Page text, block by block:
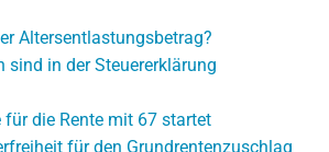
Altersentlastungsbetrag?
sind in der Steuererklärung
für die Rente mit 67 startet
für den Grundrentenzuschlag